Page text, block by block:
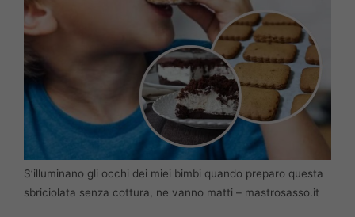
S’illuminano gli occhi dei miei bimbi quando preparo questa
sbriciolata senza cottura, ne vanno matti – mastrosasso.it